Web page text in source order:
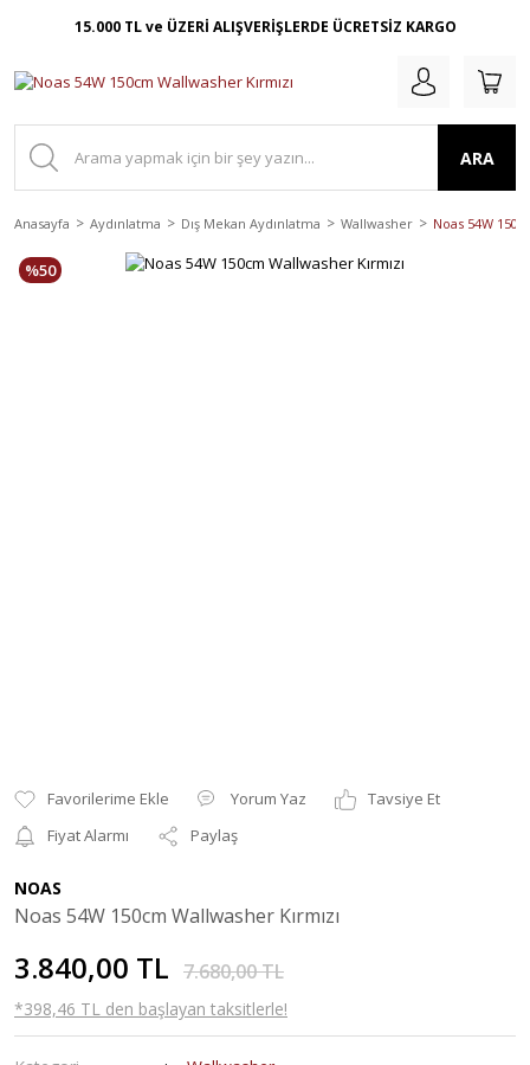
15.000 TL ve ÜZERİ ALIŞVERİŞLERDE ÜCRETSİZ KARGO
ARA
Anasayfa Aydınlatma Dış Mekan Aydınlatma Wallwasher Noas 54W
%50
Yorum Yaz
Tavsiye Et
Fiyat Alarmı
Paylaş
NOAS
Noas 54W 150cm Wallwasher Kırmızı
3.840,00 TL 7.680,00 TL
*398,46 TL den başlayan taksitlerle!